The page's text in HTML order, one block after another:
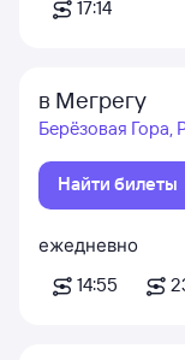
17:14
в Мегрегу
Берёзовая Гора,
Найти билеты
ежедневно
14:55